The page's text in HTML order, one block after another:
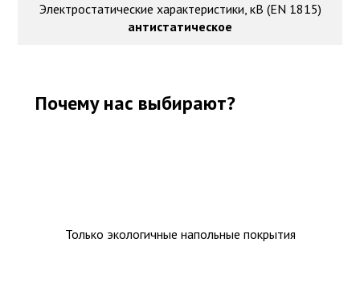
Электростатические характеристики, кВ (EN 1815)
антистатическое
Почему нас выбирают?
Только экологичные напольные покрытия